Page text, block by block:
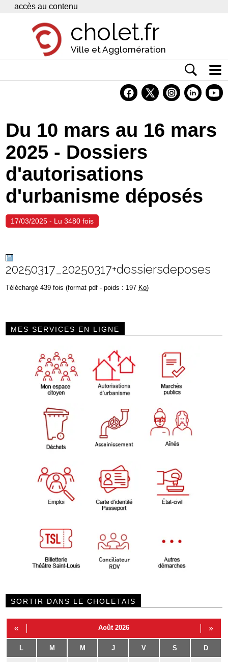
Panneau de gestion des cookies
accès au contenu
cholet.fr
Ville et Agglomération
Economie
Services
Contacts
Du 10 mars au 16 mars
2025 - Dossiers
d'autorisations
d'urbanisme déposés
17/03/2025 - Lu 3480 fois
20250317_20250317+dossiersdeposes
Téléchargé 439 fois (format pdf - poids : 197 Ko)
MES SERVICES EN LIGNE
SORTIR DANS LE CHOLETAIS
« Août 2026 »
L M M J V S D